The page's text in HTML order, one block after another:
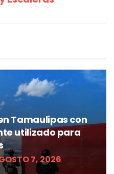
Tamaulipas con
utilizado para
7, 2026